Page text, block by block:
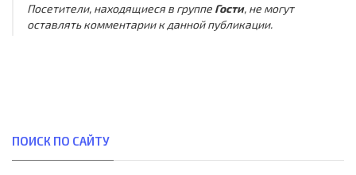
Посетители, находящиеся в группе Гости, не могут
оставлять комментарии к данной публикации.
ПОИСК ПО САЙТУ